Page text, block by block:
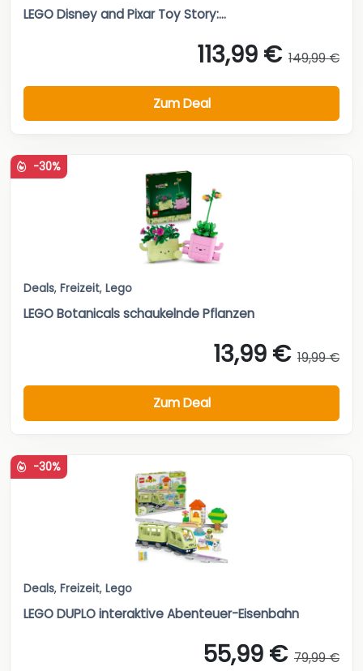
LEGO Disney and Pixar Toy Story:...
113,99 € 149,99 €
Zum Deal
-30%
Deals, Freizeit, Lego
LEGO Botanicals schaukelnde Pflanzen
13,99 € 19,99 €
Zum Deal
-30%
Deals, Freizeit, Lego
LEGO DUPLO interaktive Abenteuer-Eisenbahn
55,99 € 79,99 €